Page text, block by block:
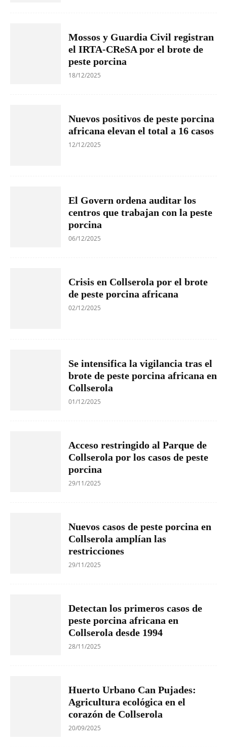
Mossos y Guardia Civil registran
el IRTA-CReSA por el brote de
peste porcina
18/12/2025
Nuevos positivos de peste porcina
africana elevan el total a 16 casos
12/12/2025
El Govern ordena auditar los
centros que trabajan con la peste
porcina
06/12/2025
Crisis en Collserola por el brote
de peste porcina africana
02/12/2025
Se intensifica la vigilancia tras el
brote de peste porcina africana en
Collserola
01/12/2025
Acceso restringido al Parque de
Collserola por los casos de peste
porcina
29/11/2025
Nuevos casos de peste porcina en
Collserola amplían las
restricciones
29/11/2025
Detectan los primeros casos de
peste porcina africana en
Collserola desde 1994
28/11/2025
Huerto Urbano Can Pujades:
Agricultura ecológica en el
corazón de Collserola
20/09/2025